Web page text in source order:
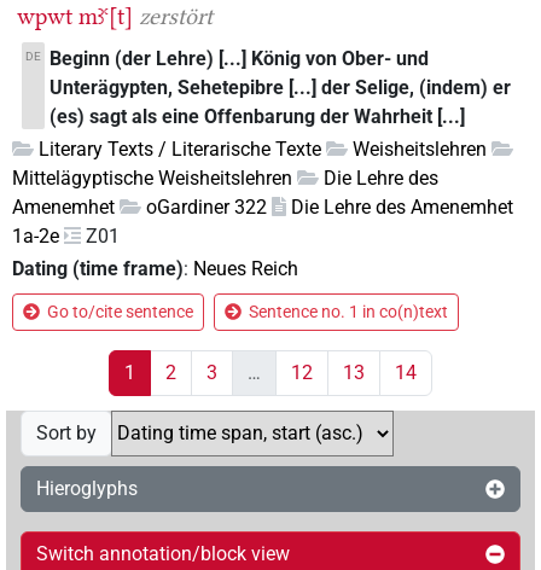
wpwt mꜣꜥ[t] zerstört
DE
Beginn (der Lehre) [...] König von Ober- und
Unterägypten, Sehetepibre [...] der Selige, (indem) er
(es) sagt als eine Offenbarung der Wahrheit [...]
Literary Texts / Literarische Texte
Weisheitslehren
Mittelägyptische Weisheitslehren
Die Lehre des
Amenemhet
oGardiner 322
Die Lehre des Amenemhet
1a-2e
Z01
Dating (time frame): Neues Reich
Go to/cite sentence Sentence no. 1 in co(n)text
1 2 3 … 12 13 14
Sort by
Hieroglyphs
Switch annotation/block view